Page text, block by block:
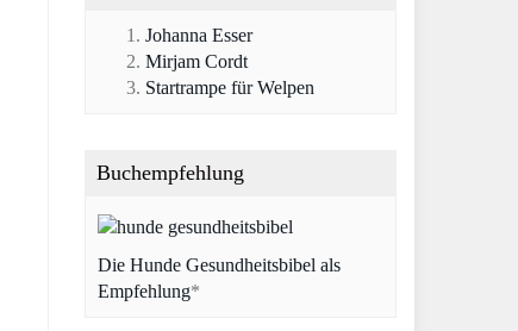
Johanna Esser
Mirjam Cordt
Startrampe für Welpen
Buchempfehlung
Die Hunde Gesundheitsbibel als
Empfehlung*